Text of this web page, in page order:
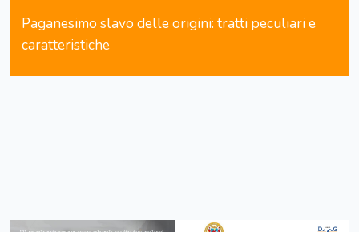
Paganesimo slavo delle origini: tratti peculiari e
caratteristiche